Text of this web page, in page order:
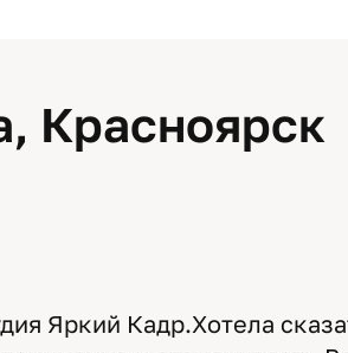
Красноярск
Яркий Кадр.Хотела